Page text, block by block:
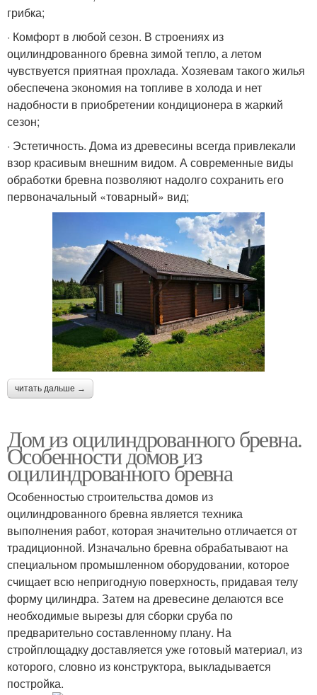
грибка;
· Комфорт в любой сезон. В строениях из
оцилиндрованного бревна зимой тепло, а летом
чувствуется приятная прохлада. Хозяевам такого жилья
обеспечена экономия на топливе в холода и нет
надобности в приобретении кондиционера в жаркий
сезон;
· Эстетичность. Дома из древесины всегда привлекали
взор красивым внешним видом. А современные виды
обработки бревна позволяют надолго сохранить его
первоначальный «товарный» вид;
читать дальше →
Дом из оцилиндрованного бревна.
Особенности домов из
оцилиндрованного бревна
Особенностью строительства домов из
оцилиндрованного бревна является техника
выполнения работ, которая значительно отличается от
традиционной. Изначально бревна обрабатывают на
специальном промышленном оборудовании, которое
счищает всю непригодную поверхность, придавая телу
форму цилиндра. Затем на древесине делаются все
необходимые вырезы для сборки сруба по
предварительно составленному плану. На
стройплощадку доставляется уже готовый материал, из
которого, словно из конструктора, выкладывается
постройка.